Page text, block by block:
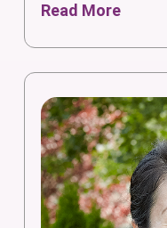
Read More